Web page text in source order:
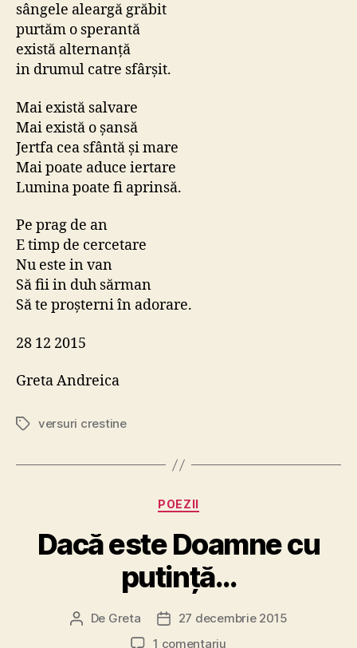
sângele aleargă grăbit
purtăm o sperantă
există alternanţă
in drumul catre sfârşit.
Mai există salvare
Mai există o şansă
Jertfa cea sfântă şi mare
Mai poate aduce iertare
Lumina poate fi aprinsă.
Pe prag de an
E timp de cercetare
Nu este in van
Să fii in duh sărman
Să te proşterni în adorare.
28 12 2015
Greta Andreica
Eticheteversuri crestine
Categorii
POEZII
Dacă este Doamne cu
putinţă…
Autor
De Greta
Dată27 decembrie 2015
1 comentariula